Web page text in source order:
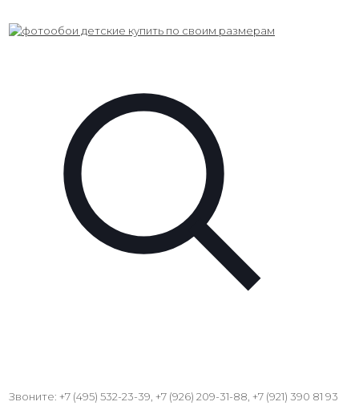
Звоните: +7 (495) 532-23-39, +7 (926) 209-31-88, +7 (921) 390 81 93